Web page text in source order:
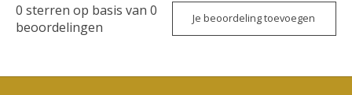
0 sterren op basis van 0
beoordelingen
Je beoordeling toevoegen